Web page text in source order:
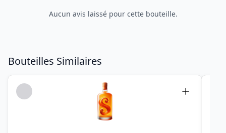
Aucun avis laissé pour cette bouteille.
Bouteilles Similaires